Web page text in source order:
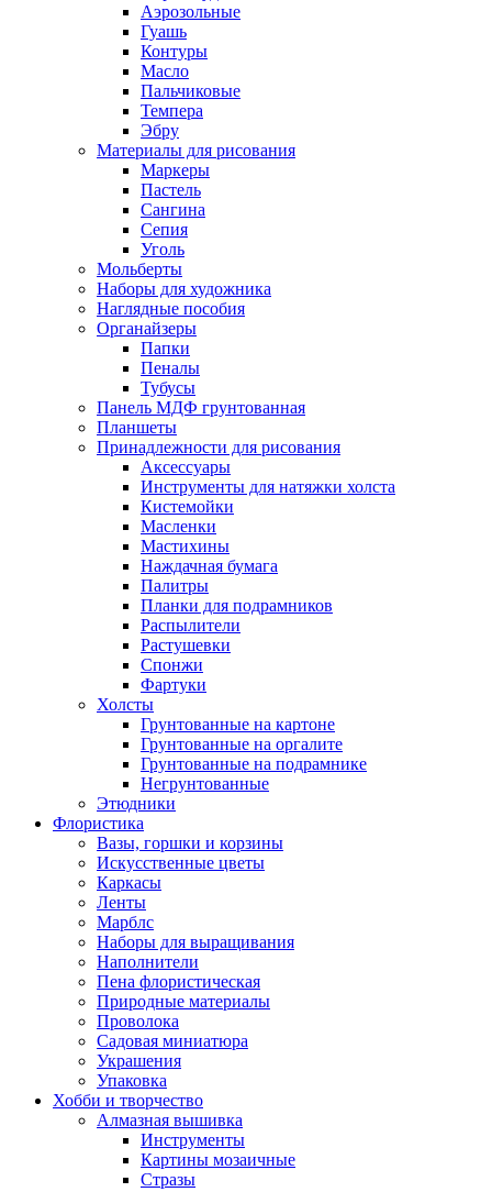
Аэрозольные
Гуашь
Контуры
Масло
Пальчиковые
Темпера
Эбру
Материалы для рисования
Маркеры
Пастель
Сангина
Сепия
Уголь
Мольберты
Наборы для художника
Наглядные пособия
Органайзеры
Папки
Пеналы
Тубусы
Панель МДФ грунтованная
Планшеты
Принадлежности для рисования
Аксессуары
Инструменты для натяжки холста
Кистемойки
Масленки
Мастихины
Наждачная бумага
Палитры
Планки для подрамников
Распылители
Растушевки
Спонжи
Фартуки
Холсты
Грунтованные на картоне
Грунтованные на оргалите
Грунтованные на подрамнике
Негрунтованные
Этюдники
Флористика
Вазы, горшки и корзины
Искусственные цветы
Каркасы
Ленты
Марблс
Наборы для выращивания
Наполнители
Пена флористическая
Природные материалы
Проволока
Садовая миниатюра
Украшения
Упаковка
Хобби и творчество
Алмазная вышивка
Инструменты
Картины мозаичные
Стразы